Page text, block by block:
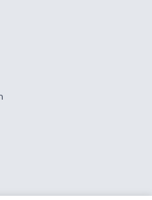
om draait.
van 36 maanden!